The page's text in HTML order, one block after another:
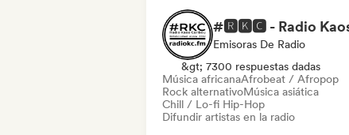
Emisoras De Radio
&gt; 7300 respuestas dadas
Música africanaAfrobeat / Afropop
Rock alternativoMúsica asiática
Chill / Lo-fi Hip-Hop
Difundir artistas en la radio